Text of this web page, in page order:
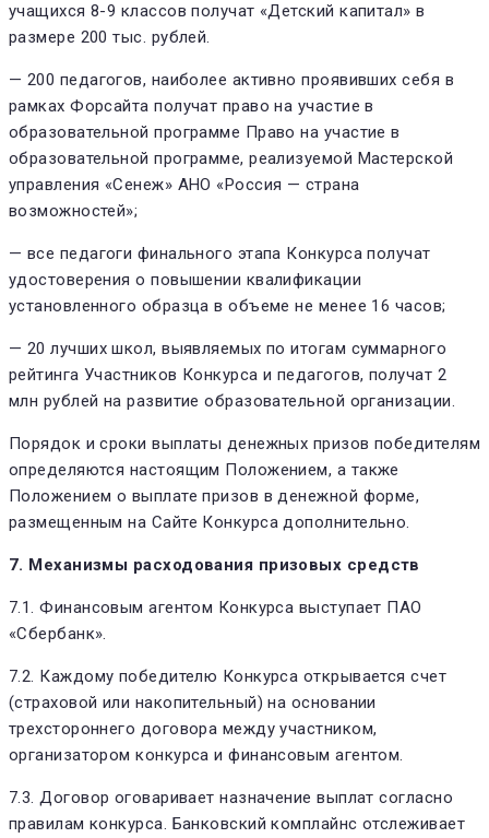
учащихся 8-9 классов получат «Детский капитал» в
размере 200 тыс. рублей.
— 200 педагогов, наиболее активно проявивших себя в
рамках Форсайта получат право на участие в
образовательной программе Право на участие в
образовательной программе, реализуемой Мастерской
управления «Сенеж» АНО «Россия — страна
возможностей»;
— все педагоги финального этапа Конкурса получат
удостоверения о повышении квалификации
установленного образца в объеме не менее 16 часов;
— 20 лучших школ, выявляемых по итогам суммарного
рейтинга Участников Конкурса и педагогов, получат 2
млн рублей на развитие образовательной организации.
Порядок и сроки выплаты денежных призов победителям
определяются настоящим Положением, а также
Положением о выплате призов в денежной форме,
размещенным на Сайте Конкурса дополнительно.
7. Механизмы расходования призовых средств
7.1. Финансовым агентом Конкурса выступает ПАО
«Сбербанк».
7.2. Каждому победителю Конкурса открывается счет
(страховой или накопительный) на основании
трехстороннего договора между участником,
организатором конкурса и финансовым агентом.
7.3. Договор оговаривает назначение выплат согласно
правилам конкурса. Банковский комплайнс отслеживает